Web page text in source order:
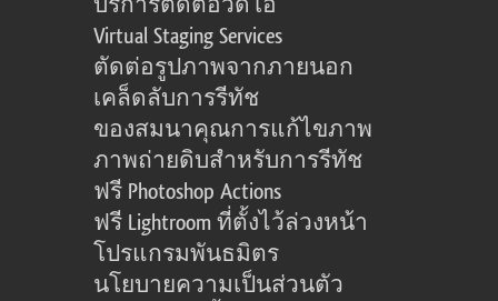
บริการตัดต่อวิดีโอ
Virtual Staging Services
ตัดต่อรูปภาพจากภายนอก
เคล็ดลับการรีทัช
ของสมนาคุณการแก้ไขภาพ
ภาพถ่ายดิบสำหรับการรีทัช
ฟรี Photoshop Actions
ฟรี Lightroom ที่ตั้งไว้ล่วงหน้า
โปรแกรมพันธมิตร
นโยบายความเป็นส่วนตัว